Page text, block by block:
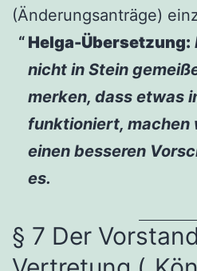
(Änderungsanträge)
Helga-Übersetzung:
nicht in Stein
merken, dass etwas
funktioniert, machen
einen besseren
es.
§ 7 Der